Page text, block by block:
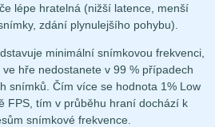
lépe hratelná (nižší latence, menší
zdání plynulejšího pohybu).
minimální snímkovou frekvenci,
ve hře nedostanete v 99 % případech
snímků. Čím více se hodnota 1% Low
FPS, tím v průběhu hraní dochází k
snímkové frekvence.